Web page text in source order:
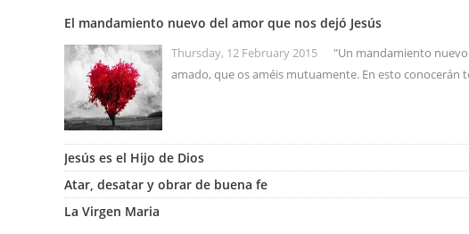
El mandamiento nuevo del amor que nos dejó Jesús
Thursday, 12 February 2015
"Un mandamiento
amado, que os améis mutuamente. En esto conocerán
Jesús es el Hijo de Dios
Atar, desatar y obrar de buena fe
La Virgen Maria